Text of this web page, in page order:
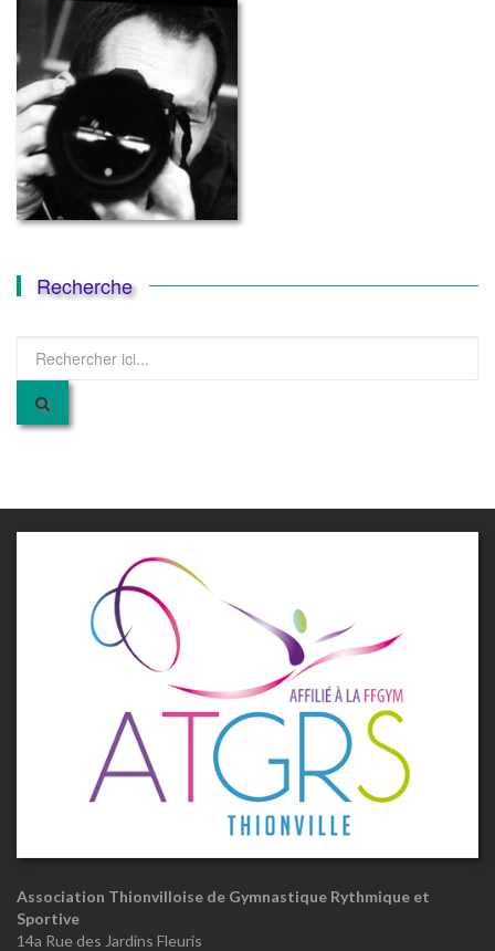
Recherche
pour
Association Thionvilloise de Gymnastique Rythmique et
Sportive
14a Rue des Jardins Fleuris